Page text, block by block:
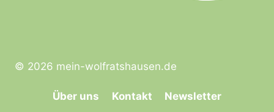
© 2026 mein-wolfratshausen.de
Über uns Kontakt Newsletter